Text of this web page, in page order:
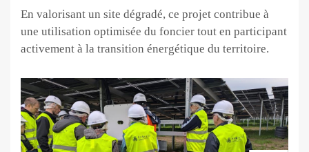
En valorisant un site dégradé, ce projet contribue à
une utilisation optimisée du foncier tout en participant
activement à la transition énergétique du territoire.